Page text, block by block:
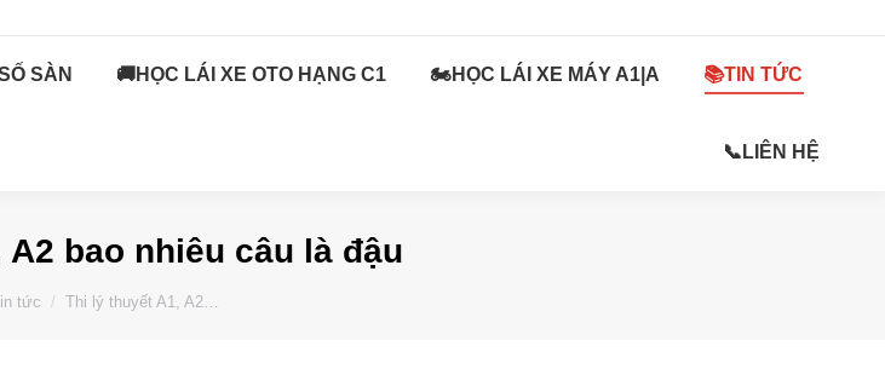
SÀN 🚚HỌC LÁI XE OTO HẠNG C1 🏍️HỌC LÁI XE MÁY A1|A 📚TIN TỨC
📞LIÊN HỆ
bao nhiêu câu là đậu
tức Thi lý thuyết A1, A2…
LÁI XE OTO B SỐ SÀN 🚚HỌC LÁI XE OTO HẠNG C1 🏍️HỌC LÁI XE MÁY A1|A
📞LIÊN HỆ